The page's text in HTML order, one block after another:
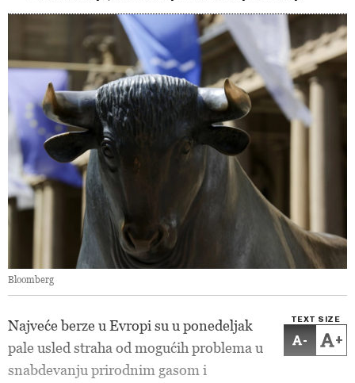
Bloomberg
TEXT SIZE
- +
Najveće berze u Evropi su u ponedeljak
pale usled straha od mogućih problema u
snabdevanju prirodnim gasom i